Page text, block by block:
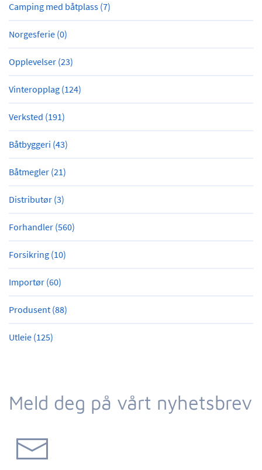
Camping med båtplass (7)
Norgesferie (0)
Opplevelser (23)
Vinteropplag (124)
Verksted (191)
Båtbyggeri (43)
Båtmegler (21)
Distributør (3)
Forhandler (560)
Forsikring (10)
Importør (60)
Produsent (88)
Utleie (125)
Meld deg på vårt nyhetsbrev